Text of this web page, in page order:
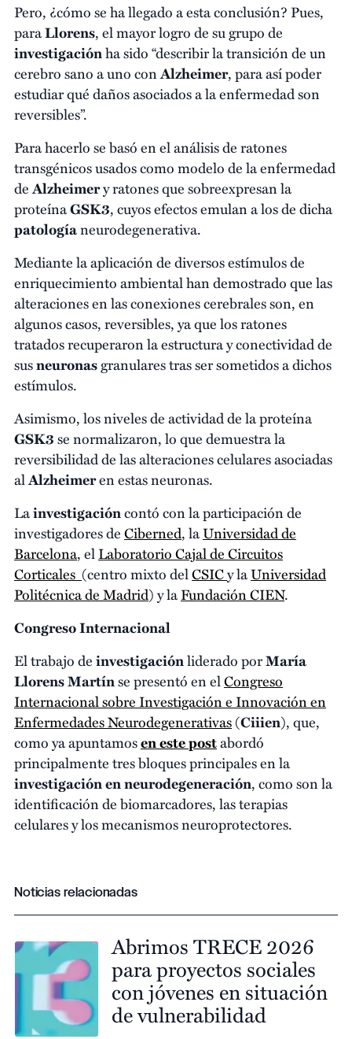
Pero, ¿cómo se ha llegado a esta conclusión? Pues,
paraLlorens, el mayor logro de su grupo de
investigaciónha sido “describir la transición de un
cerebro sano a uno conAlzheimer, para así poder
estudiar qué daños asociados a la enfermedad son
reversibles”.
Para hacerlo se basó en el análisis de ratones
transgénicos usados como modelo de la enfermedad
deAlzheimery ratones que sobreexpresan la
proteínaGSK3, cuyos efectos emulan a los de dicha
patologíaneurodegenerativa.
Mediante la aplicación de diversos estímulos de
enriquecimiento ambiental han demostrado que las
alteraciones en las conexiones cerebrales son, en
algunos casos, reversibles, ya que los ratones
tratados recuperaron la estructura y conectividad de
susneuronasgranulares tras ser sometidos a dichos
estímulos.
Asimismo, los niveles de actividad de la proteína
GSK3se normalizaron, lo que demuestra la
reversibilidad de las alteraciones celulares asociadas
alAlzheimeren estas neuronas.
Lainvestigacióncontó con la participación de
investigadores deCiberned, laUniversidad de
Barcelona, elLaboratorio Cajal de Circuitos
Corticales (centro mixto delCSICy laUniversidad
Politécnica de Madrid) y laFundación CIEN.
Congreso Internacional
El trabajo deinvestigaciónliderado porMaría
Llorens Martínse presentó en elCongreso
Internacional sobre Investigación e Innovación en
Enfermedades Neurodegenerativas(Ciiien), que,
como ya apuntamosen este postabordó
principalmente tres bloques principales en la
investigaciónenneurodegeneración, como son la
identificación de biomarcadores, las terapias
celulares y los mecanismos neuroprotectores.
Noticias relacionadas
Abrimos TRECE 2026
para proyectos sociales
con jóvenes en situación
de vulnerabilidad